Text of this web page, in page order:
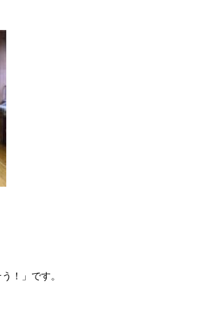
！」です。